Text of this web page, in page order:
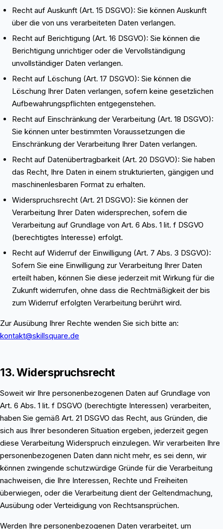
Recht auf Auskunft (Art. 15 DSGVO): Sie können Auskunft
über die von uns verarbeiteten Daten verlangen.
Recht auf Berichtigung (Art. 16 DSGVO): Sie können die
Berichtigung unrichtiger oder die Vervollständigung
unvollständiger Daten verlangen.
Recht auf Löschung (Art. 17 DSGVO): Sie können die
Löschung Ihrer Daten verlangen, sofern keine gesetzlichen
Aufbewahrungspflichten entgegenstehen.
Recht auf Einschränkung der Verarbeitung (Art. 18 DSGVO):
Sie können unter bestimmten Voraussetzungen die
Einschränkung der Verarbeitung Ihrer Daten verlangen.
Recht auf Datenübertragbarkeit (Art. 20 DSGVO): Sie haben
das Recht, Ihre Daten in einem strukturierten, gängigen und
maschinenlesbaren Format zu erhalten.
Widerspruchsrecht (Art. 21 DSGVO): Sie können der
Verarbeitung Ihrer Daten widersprechen, sofern die
Verarbeitung auf Grundlage von Art. 6 Abs. 1 lit. f DSGVO
(berechtigtes Interesse) erfolgt.
Recht auf Widerruf der Einwilligung (Art. 7 Abs. 3 DSGVO):
Sofern Sie eine Einwilligung zur Verarbeitung Ihrer Daten
erteilt haben, können Sie diese jederzeit mit Wirkung für die
Zukunft widerrufen, ohne dass die Rechtmäßigkeit der bis
zum Widerruf erfolgten Verarbeitung berührt wird.
Zur Ausübung Ihrer Rechte wenden Sie sich bitte an:
kontakt@skillsquare.de
13. Widerspruchsrecht
Soweit wir Ihre personenbezogenen Daten auf Grundlage von
Art. 6 Abs. 1 lit. f DSGVO (berechtigte Interessen) verarbeiten,
haben Sie gemäß Art. 21 DSGVO das Recht, aus Gründen, die
sich aus Ihrer besonderen Situation ergeben, jederzeit gegen
diese Verarbeitung Widerspruch einzulegen. Wir verarbeiten Ihre
personenbezogenen Daten dann nicht mehr, es sei denn, wir
können zwingende schutzwürdige Gründe für die Verarbeitung
nachweisen, die Ihre Interessen, Rechte und Freiheiten
überwiegen, oder die Verarbeitung dient der Geltendmachung,
Ausübung oder Verteidigung von Rechtsansprüchen.
Werden Ihre personenbezogenen Daten verarbeitet, um